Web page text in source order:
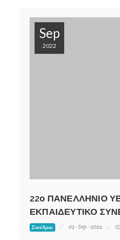
Sep
2022
22ο ΠΑΝΕΛΛΗΝΙΟ
ΕΚΠΑΙΔΕΥΤΙΚΟ
Συνέδριο 02 - Sep - 2022